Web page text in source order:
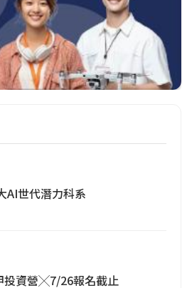
AI世代潛力科系
投資營╳7/26報名截止